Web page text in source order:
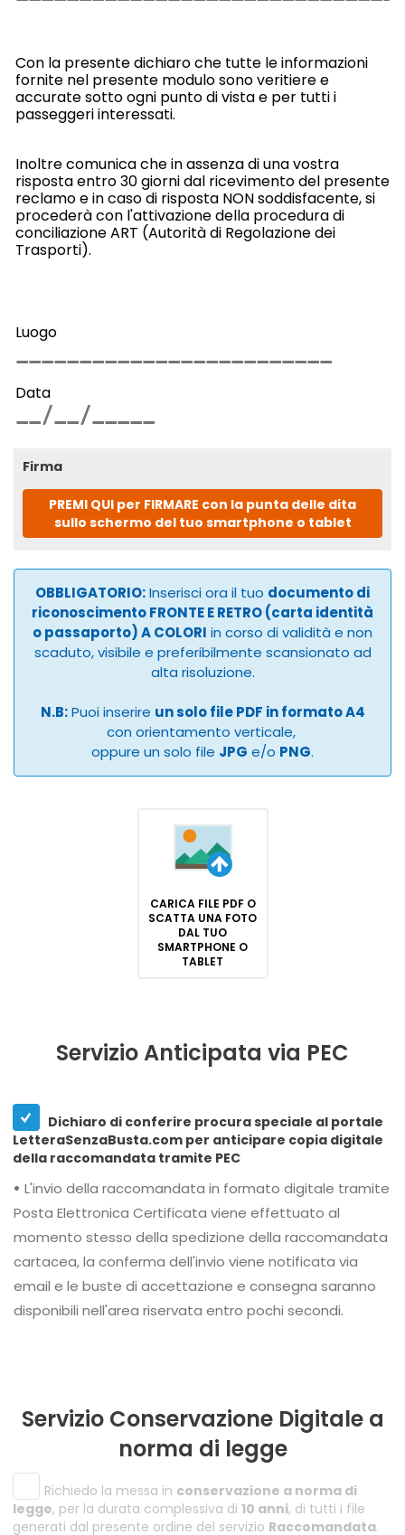
Con la presente dichiaro che tutte le informazioni
fornite nel presente modulo sono veritiere e
accurate sotto ogni punto di vista e per tutti i
passeggeri interessati.
Inoltre comunica che in assenza di una vostra
risposta entro 30 giorni dal ricevimento del presente
reclamo e in caso di risposta NON soddisfacente, si
procederà con l'attivazione della procedura di
conciliazione ART (Autorità di Regolazione dei
Trasporti).
Luogo
Data
Firma
PREMI QUI per FIRMARE con la punta delle dita
sullo schermo del tuo smartphone o tablet
OBBLIGATORIO:Inserisci ora il tuo documento di
riconoscimento FRONTE E RETRO (carta identità
o passaporto) A COLORI in corso di validità e non
scaduto, visibile e preferibilmente scansionato ad
alta risoluzione.
N.B:Puoi inserire un solo file PDF in formato A4
con orientamento verticale,
oppure un solo file JPG e/o PNG.
CARICA FILE PDF O
SCATTA UNA FOTO
DAL TUO
SMARTPHONE O
TABLET
Servizio Anticipata via PEC
Dichiaro di conferire procura speciale al portale
LetteraSenzaBusta.com per anticipare copia digitale
della raccomandata tramite PEC
• L'invio della raccomandata in formato digitale tramite
Posta Elettronica Certificata viene effettuato al
momento stesso della spedizione della raccomandata
cartacea, la conferma dell'invio viene notificata via
email e le buste di accettazione e consegna saranno
disponibili nell'area riservata entro pochi secondi.
Servizio Conservazione Digitale a
norma di legge
Richiedo la messa in conservazione a norma di
legge, per la durata complessiva di 10 anni, di tutti i file
generati dal presente ordine del servizio Raccomandata.